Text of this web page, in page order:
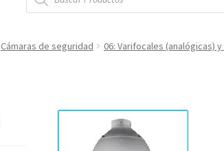
productos
Cámaras de seguridad 06: Varifocales (analógicas)